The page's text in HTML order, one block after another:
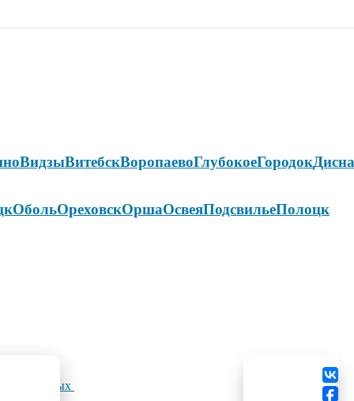
ВидзыВитебскВоропаевоГлубокоеГородокДисна
ОбольОреховскОршаОсвеяПодсвильеПолоцк
данных